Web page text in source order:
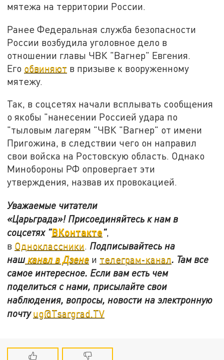
мятежа на территории России.
Ранее Федеральная служба безопасности
России возбудила уголовное дело в
отношении главы ЧВК "Вагнер" Евгения.
Его обвиняют в призыве к вооруженному
мятежу.
Так, в соцсетях начали всплывать сообщения
о якобы "нанесении Россией удара по
"тыловым лагерям "ЧВК "Вагнер" от имени
Пригожина, в следствии чего он направил
свои войска на Ростовскую область. Однако
Минобороны РФ опровергает эти
утверждения, назвав их провокацией.
Уважаемые читатели
«Царьграда»! Присоединяйтесь к нам в
соцсетях "ВКонтакте",
в Одноклассники. Подписывайтесь на
нашканал в Дзене и телеграм-канал. Там все
самое интересное. Если вам есть чем
поделиться с нами, присылайте свои
наблюдения, вопросы, новости на электронную
почтуug@Tsargrad.TV